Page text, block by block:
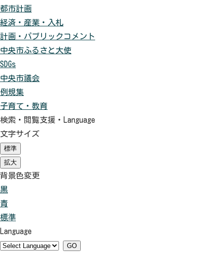
都市計画
経済・産業・入札
計画・パブリックコメント
中央市ふるさと大使
SDGs
中央市議会
例規集
子育て・教育
検索・閲覧支援・
Language
文字サイズ
標準
期
状
態）
拡大
期
状
背景色変更
黒
色
を
黒
青
景
色
を
標準
景
色
Language
GO